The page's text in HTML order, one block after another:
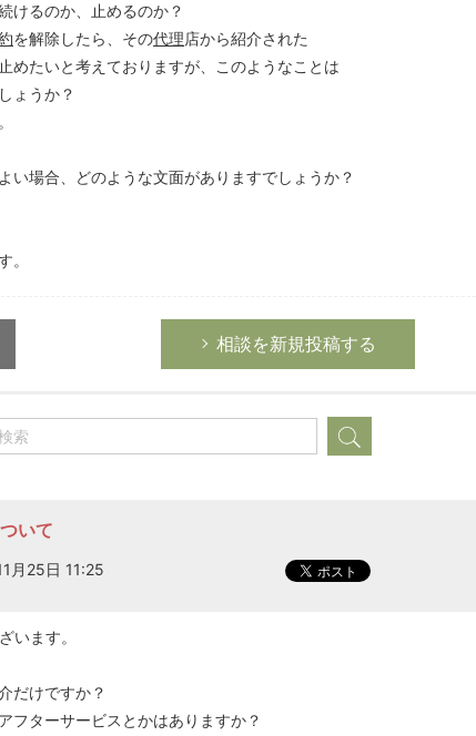
けるのか、止めるのか？
を解除したら、その代理店から紹介された
めたいと考えておりますが、このようなことは
ょうか？
い場合、どのような文面がありますでしょうか？
。
相談を新規投稿する
いて
月25日 11:25
います。
だけですか？
フターサービスとかはありますか？